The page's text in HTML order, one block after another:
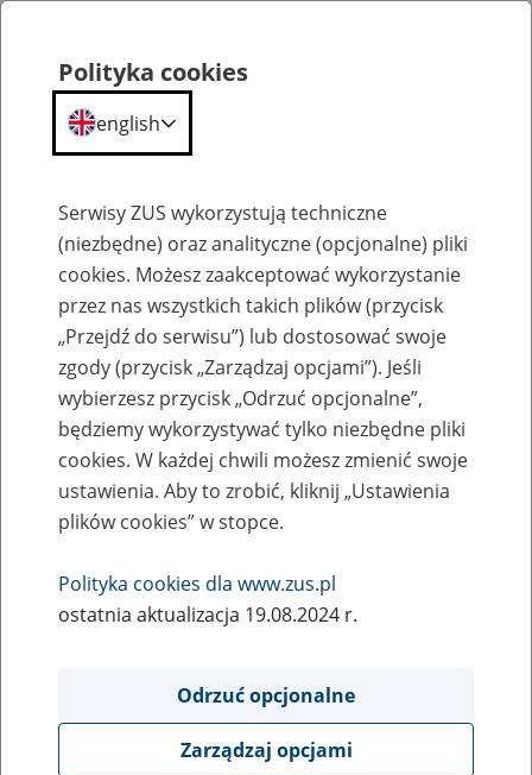
Szkolenia
Zaproś ZUS do siebie - zakładanie profili
eZUS w siedzibie Twojej firmy
Rodzaj wydarzenia
Szkolenia
obsługa klientów
Polityka cookies
english
Serwisy ZUS wykorzystują techniczne
(niezbędne) oraz analityczne (opcjonalne) pliki
cookies. Możesz zaakceptować wykorzystanie
przez nas wszystkich takich plików (przycisk
„Przejdź do serwisu”) lub dostosować swoje
zgody (przycisk „Zarządzaj opcjami”). Jeśli
wybierzesz przycisk „Odrzuć opcjonalne”,
będziemy wykorzystywać tylko niezbędne pliki
cookies. W każdej chwili możesz zmienić swoje
ustawienia. Aby to zrobić, kliknij „Ustawienia
plików cookies” w stopce.
Polityka cookies dla www.zus.pl
ostatnia aktualizacja 19.08.2024 r.
Odrzuć opcjonalne
Zarządzaj opcjami